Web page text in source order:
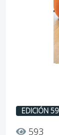
EDICIÓN 59
593